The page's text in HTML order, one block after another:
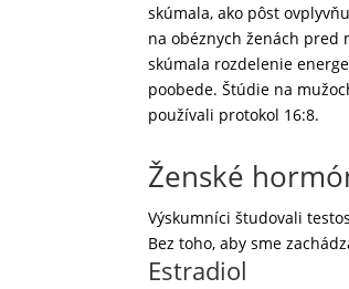
skúmala, ako pôst
na obéznych ženách pred
skúmala rozdelenie
poobede. Štúdie na
používali protokol 16:8.
Ženské
Výskumníci študovali
Bez toho, aby sme
Estradiol